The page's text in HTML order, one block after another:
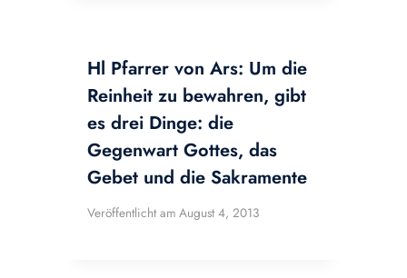
Hl Pfarrer von Ars: Um die
Reinheit zu bewahren, gibt
es drei Dinge: die
Gegenwart Gottes, das
Gebet und die Sakramente
Veröffentlicht am August 4, 2013